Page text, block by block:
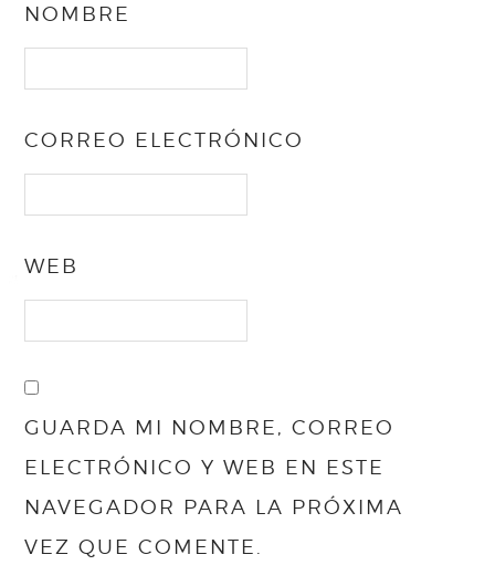
NOMBRE
CORREO ELECTRÓNICO
WEB
GUARDA MI NOMBRE, CORREO
ELECTRÓNICO Y WEB EN ESTE
NAVEGADOR PARA LA PRÓXIMA
VEZ QUE COMENTE.